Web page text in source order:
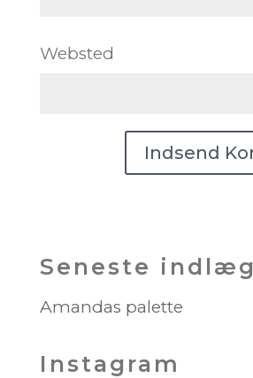
Websted
Seneste indlæg
Amandas palette
Instagram